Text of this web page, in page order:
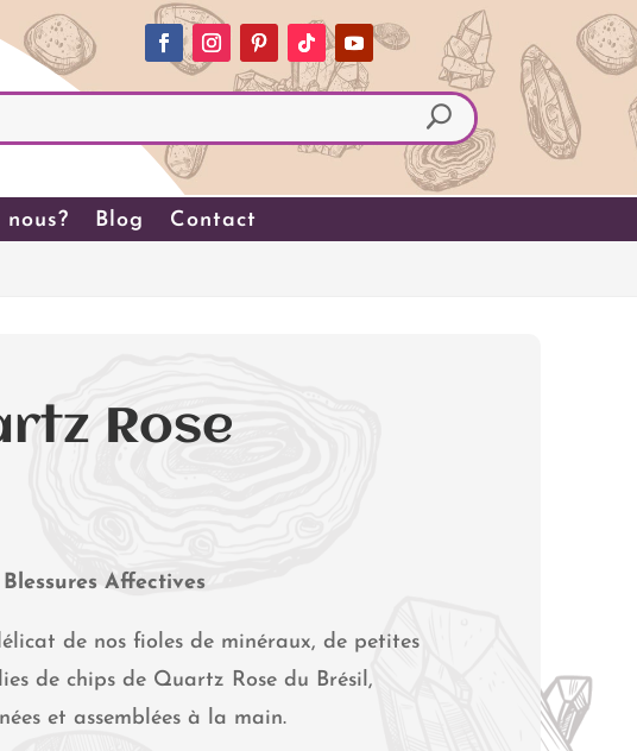
Blog Contact
Rose
Affectives
de nos fioles de minéraux, de petites
de chips de Quartz Rose du Brésil,
et assemblées à la main.